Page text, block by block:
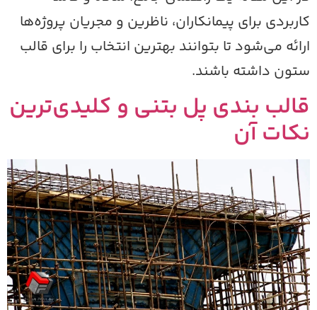
برای پیمانکاران، ناظرین و مجریان پروژه‌ها
می‌شود تا بتوانند بهترین انتخاب را برای قالب
داشته باشند.
بندی پل بتنی و کلیدی‌ترین
آن